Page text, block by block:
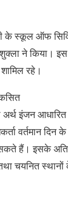
के स्कूल ऑफ
ने किया।
रहे।
इंजन आधारित
वर्तमान दिन
हैं। इसके
चयनित स्थानों